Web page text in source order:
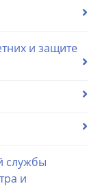
и защите
службы
и